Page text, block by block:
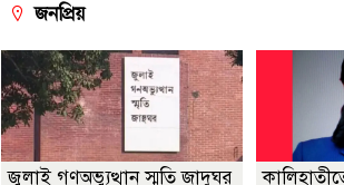
জনপ্রিয়
জুলাই গণঅভ্যুত্থান স্মৃতি জাদুঘর